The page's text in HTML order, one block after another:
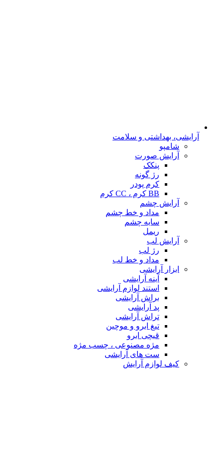
آرایشی، بهداشتی و سلامت
شامپو
آرایش صورت
پنکک
رژ گونه
کرم پودر
BB کرم ، CC کرم
آرایش چشم
مداد و خط چشم
سایه چشم
ریمل
آرایش لب
رژ لب
مداد و خط لب
ابزار آرایشی
آینه آرایشی
استند لوازم آرایشی
براش آرایشی
پد آرایشی
تراش آرایشی
تیغ ابرو و موچین
قیچی ابرو
مژه مصنوعی ، چسب مژه
ست های آرایشی
کیف لوازم آرایش